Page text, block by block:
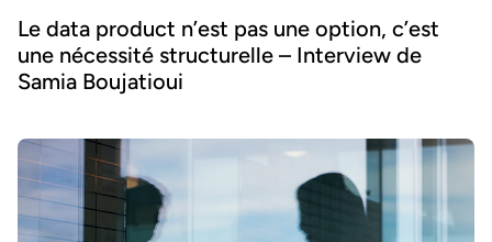
Le data product n’est pas une option, c’est
une nécessité structurelle – Interview de
Samia Boujatioui